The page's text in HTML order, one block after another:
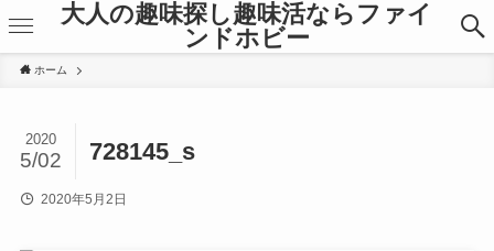
大人の趣味探し趣味活ならファイ
ンドホビー
ホーム
728145_s
2020
5/02
2020年5月2日